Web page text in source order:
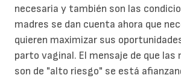
necesaria y también son las
madres se dan cuenta ahora que
quieren maximizar sus
parto vaginal. El mensaje de que las
son de "alto riesgo" se está